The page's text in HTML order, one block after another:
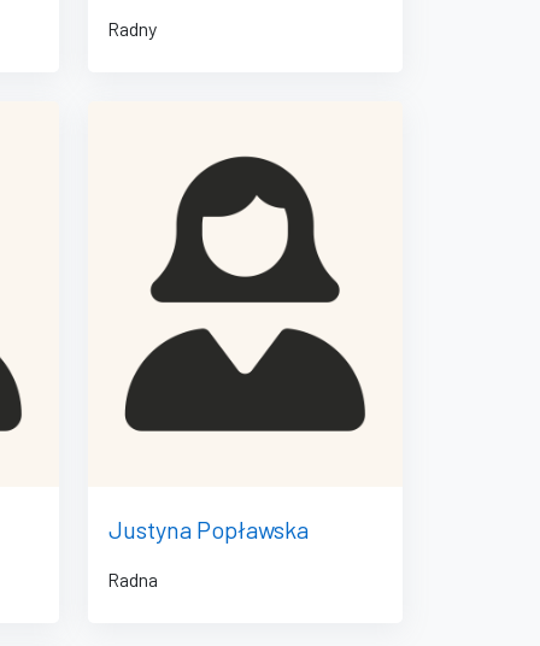
Radny
Justyna Popławska
Radna